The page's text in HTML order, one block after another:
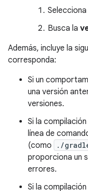
Selecciona
Busca la
Además, incluye la
corresponda:
Si un
una versión
versiones.
Si la
línea de
(como ./
proporciona un
errores.
Si la